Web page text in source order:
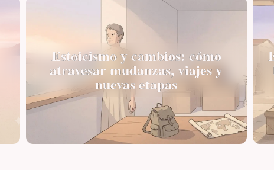
Estoicismo y cambios: cómo
atravesar mudanzas, viajes y
nuevas etapas